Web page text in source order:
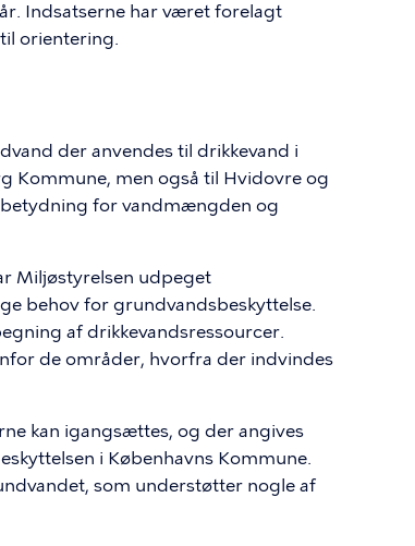
Indsatserne har været forelagt
orientering.
der anvendes til drikkevand i
Kommune, men også til Hvidovre og
for vandmængden og
Miljøstyrelsen udpeget
behov for grundvandsbeskyttelse.
af drikkevandsressourcer.
de områder, hvorfra der indvindes
kan igangsættes, og der angives
i Københavns Kommune.
som understøtter nogle af